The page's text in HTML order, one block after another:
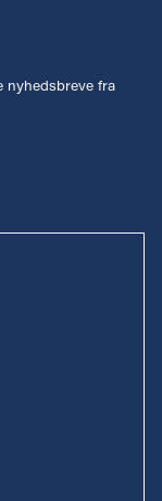
nyhedsbreve fra